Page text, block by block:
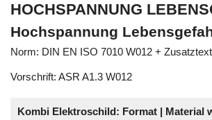
HOCHSPANNUNG
Hochspannung
Norm: DIN EN ISO 7010 W012 + Zusatztext
Vorschrift: ASR A1.3 W012
Kombi Elektroschild: Format | Material